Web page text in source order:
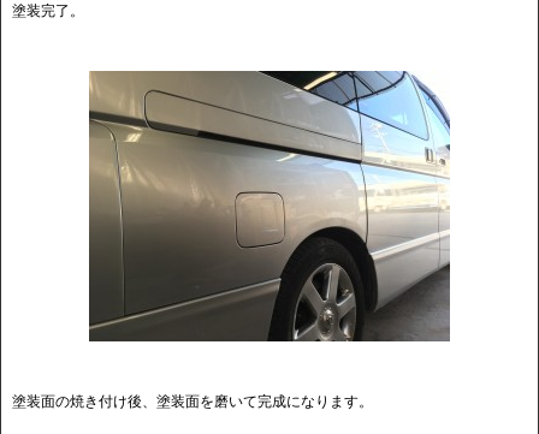
塗装完了。
塗装面の焼き付け後、塗装面を磨いて完成になります。